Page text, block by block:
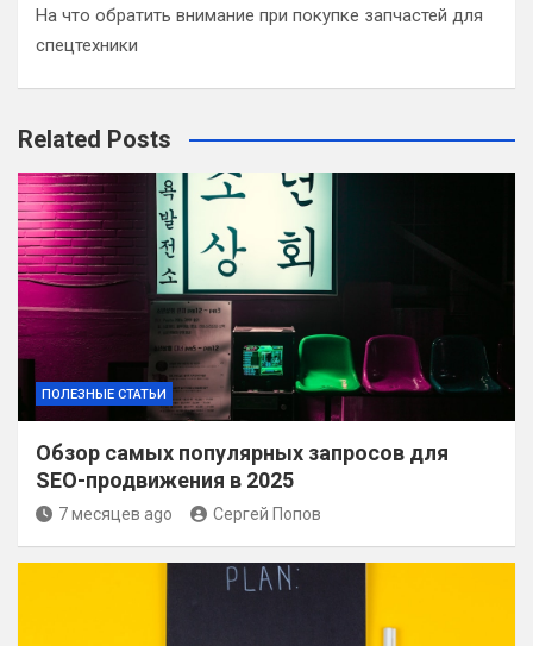
На что обратить внимание при покупке запчастей для
спецтехники
Related Posts
ПОЛЕЗНЫЕ СТАТЬИ
Обзор самых популярных запросов для
SEO-продвижения в 2025
7 месяцев ago Сергей Попов